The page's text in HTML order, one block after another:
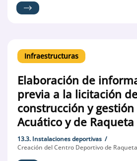
Infraestructuras
Elaboración de
previa a la licitación
construcción y
Acuático y de Raqueta
13.3. Instalaciones deportivas
Creación del Centro Deportivo de Raqueta